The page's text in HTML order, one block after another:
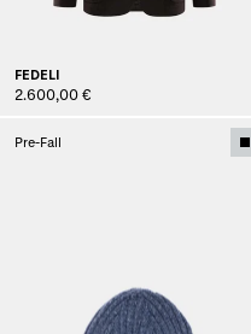
FEDELI
2.600,00 €
Pre-Fall